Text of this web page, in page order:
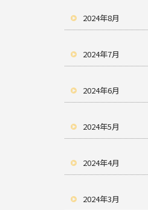
2024年8月
2024年7月
2024年6月
2024年5月
2024年4月
2024年3月